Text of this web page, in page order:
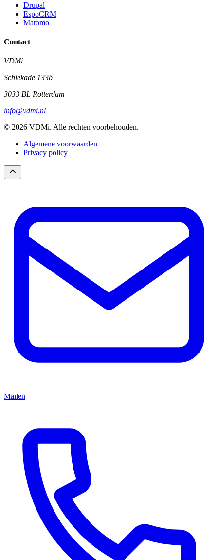
Drupal
EspoCRM
Matomo
Contact
VDMi
Schiekade 133b
3033 BL Rotterdam
info@vdmi.nl
© 2026 VDMi. Alle rechten voorbehouden.
Algemene voorwaarden
Privacy policy
Mailen